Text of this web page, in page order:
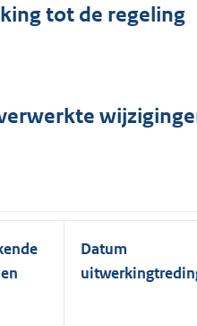
tot de regeling
Datum